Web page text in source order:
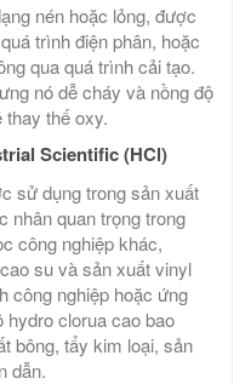
nén hoặc lỏng, được
trình điện phân, hoặc
qua quá trình cải tạo.
nó dễ cháy và nồng độ
thay thế oxy.
Scientific (HCl)
sử dụng trong sản xuất
nhân quan trọng trong
công nghiệp khác,
su và sản xuất vinyl
công nghiệp hoặc ứng
hydro clorua cao bao
bông, tẩy kim loại, sản
dẫn.